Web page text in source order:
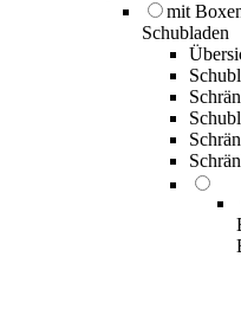
mit
Schubladen